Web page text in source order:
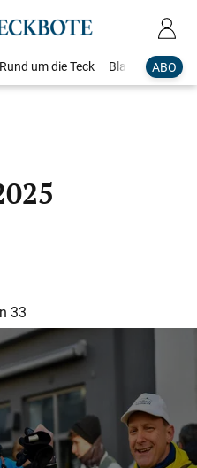
ABO
Rund um die Teck Blaulicht
33